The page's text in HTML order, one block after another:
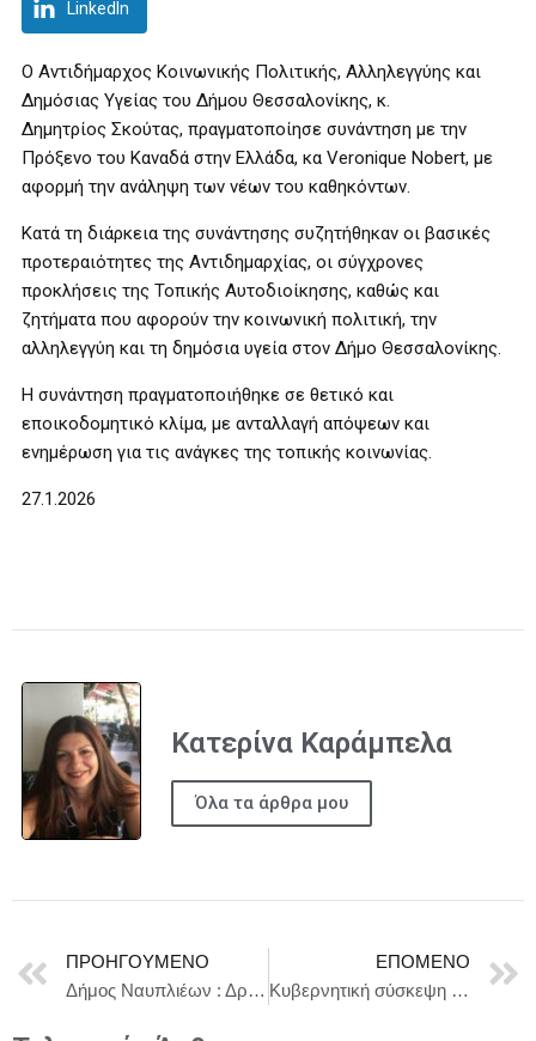
LinkedIn
Ο Αντιδήμαρχος Κοινωνικής Πολιτικής, Αλληλεγγύης και
Δημόσιας Υγείας του Δήμου Θεσσαλονίκης, κ.
Δημητρίος Σκούτας, πραγματοποίησε συνάντηση με την
Πρόξενο του Καναδά στην Ελλάδα, κα Veronique Nobert, με
αφορμή την ανάληψη των νέων του καθηκόντων.
Κατά τη διάρκεια της συνάντησης συζητήθηκαν οι βασικές
προτεραιότητες της Αντιδημαρχίας, οι σύγχρονες
προκλήσεις της Τοπικής Αυτοδιοίκησης, καθώς και
ζητήματα που αφορούν την κοινωνική πολιτική, την
αλληλεγγύη και τη δημόσια υγεία στον Δήμο Θεσσαλονίκης.
Η συνάντηση πραγματοποιήθηκε σε θετικό και
εποικοδομητικό κλίμα, με ανταλλαγή απόψεων και
ενημέρωση για τις ανάγκες της τοπικής κοινωνίας.
27.1.2026
Κατερίνα Καράμπελα
Όλα τα άρθρα μου
ΠΡΟΗΓΟΎΜΕΝΟ
Δήμος Ναυπλιέων : Δράση ενημέρωσης και εκπαίδευσης (ΚΑΡΠΑ) και Πρώτων Βοηθειών
ΕΠΌΜΕΝΟ
Κυβερνητική σύσκεψη υπό τον πρωθυπουργό με περιφερειάρχες για την ευλογιά των αιγοπροβάτων